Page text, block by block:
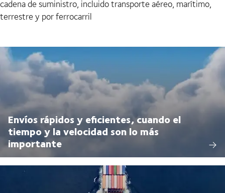
cadena de suministro, incluido transporte aéreo, marítimo,
terrestre y por ferrocarril
Envíos rápidos y eficientes, cuando el
tiempo y la velocidad son lo más
importante